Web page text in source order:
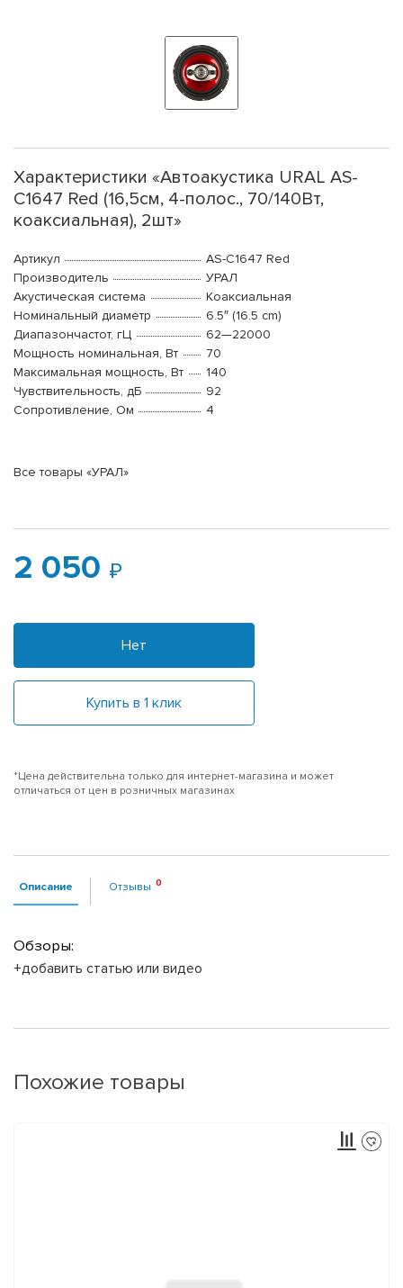
Характеристики «Автоакустика URAL AS-
C1647 Red (16,5см, 4-полос., 70/140Вт,
коаксиальная), 2шт»
Артикул
AS-C1647 Red
Производитель
УРАЛ
Акустическая система
Коаксиальная
Номинальный диаметр
6.5″ (16.5 cm)
Диапазончастот, гЦ
62—22000
Мощность номинальная, Вт
70
Максимальная мощность, Вт
140
Чувствительность, дБ
92
Сопротивление, Ом
4
Все товары «УРАЛ»
2 050
Нет
Купить в 1 клик
*Цена действительна только для интернет-магазина и может
отличаться от цен в розничных магазинах
Описание Отзывы
Обзоры:
+добавить статью или видео
Похожие товары